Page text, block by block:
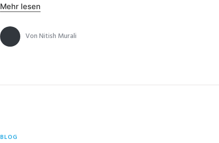
Mehr lesen
VonNitish Murali
BLOG